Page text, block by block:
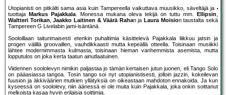
Utopianisti on pitkälti sama asia kuin Tampereella vaikuttava muusikko, säveltäjä ja
tuottaja
Markus Pajakkala. Monessa mukana oleva tekijä on tuttu mm. Ellipsin,
Waltteri Torikan,Jaakko Laitinen & Väärä Rahan ja Laura Moision taustalta sekä
Tampereen G Livelabin jami-isäntänä.
Sooloillaan taiturimaisesti etenkin puhaltimia käsittelevä Pajakkala liikkuu jatsin ja
progen välillä groovaillen, vauhdikkaasti mutta kepeällä otteella. Toisinaan musiikki
lähtee modernimmasta kulmasta, toisinaan hieman vanhemmista asemista, mutta
lopputulos on joka kerta taatun ainutlaatuinen.
Viidennen soololevyn nimikin paljastaa jo tämän kertaisen jutun juonen, eli Tango Solo
on pääasiassa tangoa. Tosin tango soi nyt utopianistisesti, jolloin jazzin, kokeilevan
fuusion ja äkkiväärien mutkien yllätyksiä on oikeastaan mahdoton ennakoida. Ja kun
kyseessä on soololevy, niin äänessä ei ole muita kuin Pajakkala, joka onkin soittanut
melkoista kasaa hyvin erilaisia soittimia.